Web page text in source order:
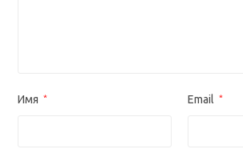
Имя * Email *